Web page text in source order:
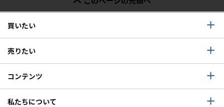
買いたい
売りたい
コンテンツ
私たちについて